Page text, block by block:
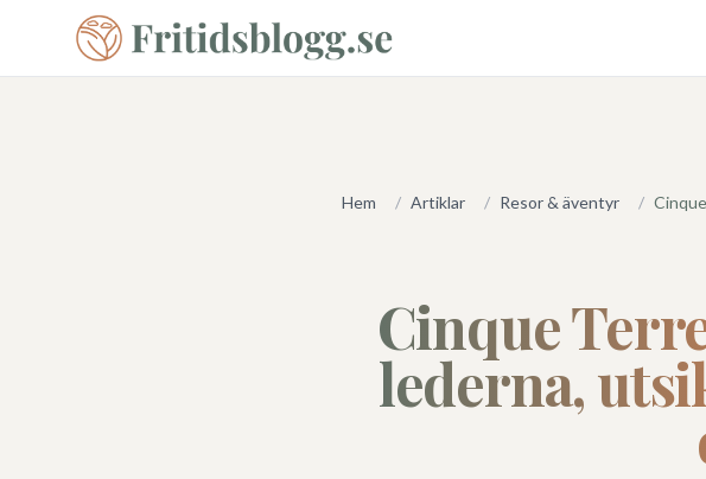
Hem / Artiklar / Resor & äventyr /
Cinque
lederna,